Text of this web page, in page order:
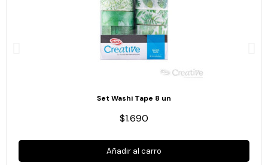
Set Washi Tape 8 un
$1.690
Añadir al carro